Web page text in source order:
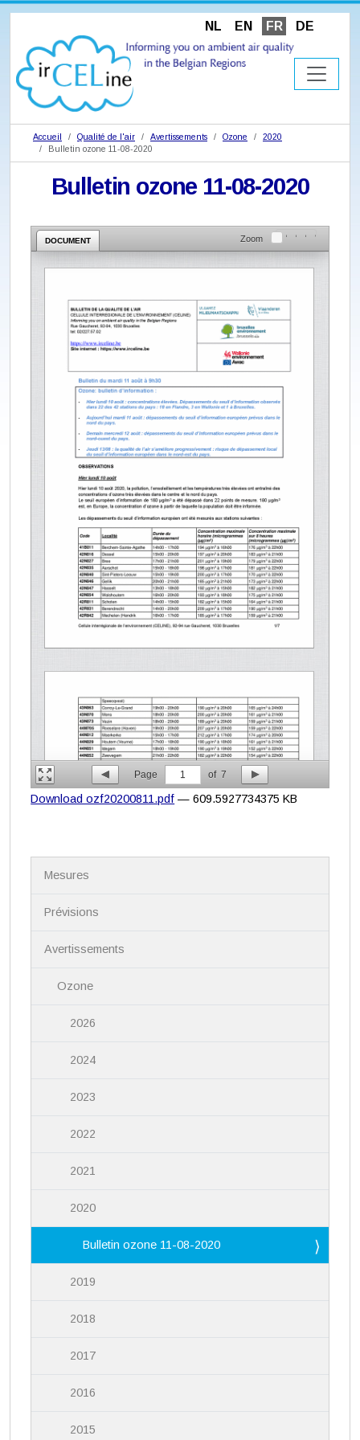
NL EN FR DE
Accueil Qualité de l'air Avertissements Ozone
2020
Bulletin ozone 11-08-2020
Bulletin ozone 11-08-2020
DOCUMENT Zoom
Page 1 of 7
Download ozf20200811.pdf — 609.5927734375 KB
Mesures
Prévisions
Avertissements
Ozone
2026
2024
2023
2022
2021
2020
Bulletin ozone 11-08-2020
2019
2018
2017
2016
2015